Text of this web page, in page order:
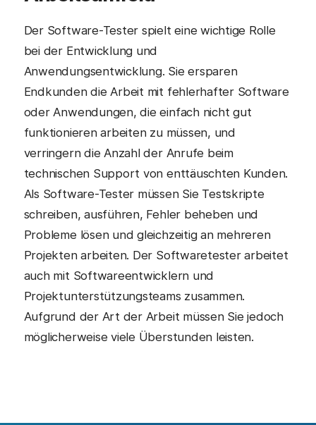
Der Software-Tester spielt eine wichtige Rolle
bei der Entwicklung und
Anwendungsentwicklung. Sie ersparen
Endkunden die Arbeit mit fehlerhafter Software
oder Anwendungen, die einfach nicht gut
funktionieren arbeiten zu müssen, und
verringern die Anzahl der Anrufe beim
technischen Support von enttäuschten Kunden.
Als Software-Tester müssen Sie Testskripte
schreiben, ausführen, Fehler beheben und
Probleme lösen und gleichzeitig an mehreren
Projekten arbeiten. Der Softwaretester arbeitet
auch mit Softwareentwicklern und
Projektunterstützungsteams zusammen.
Aufgrund der Art der Arbeit müssen Sie jedoch
möglicherweise viele Überstunden leisten.